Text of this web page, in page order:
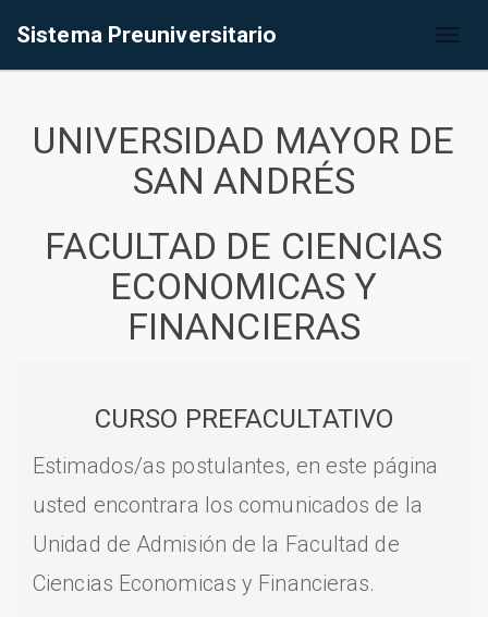
Sistema Preuniversitario
UNIVERSIDAD MAYOR DE
SAN ANDRÉS
FACULTAD DE CIENCIAS
ECONOMICAS Y
FINANCIERAS
CURSO PREFACULTATIVO
Estimados/as postulantes, en este página
usted encontrara los comunicados de la
Unidad de Admisión de la Facultad de
Ciencias Economicas y Financieras.